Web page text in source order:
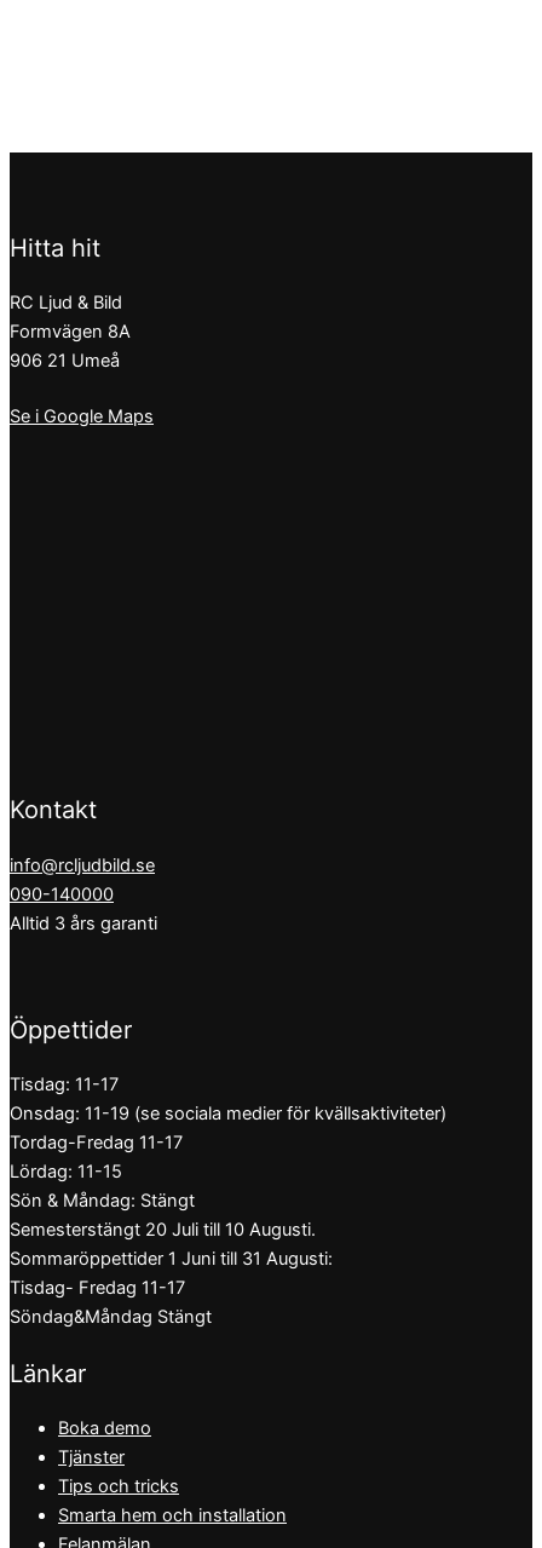
Hitta hit
RC Ljud & Bild
Formvägen 8A
906 21 Umeå
Se i Google Maps
Kontakt
info@rcljudbild.se
090-140000
Alltid 3 års garanti
Öppettider
Tisdag: 11-17
Onsdag: 11-19 (se sociala medier för kvällsaktiviteter)
Tordag-Fredag 11-17
Lördag: 11-15
Sön & Måndag: Stängt
Semesterstängt 20 Juli till 10 Augusti.
Sommaröppettider 1 Juni till 31 Augusti:
Tisdag- Fredag 11-17
Söndag&Måndag Stängt
Länkar
Boka demo
Tjänster
Tips och tricks
Smarta hem och installation